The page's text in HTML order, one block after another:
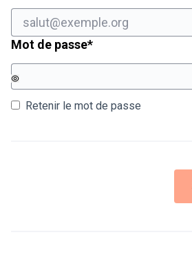
Mot de passe*Champ obligatoire
Retenir le mot de passe